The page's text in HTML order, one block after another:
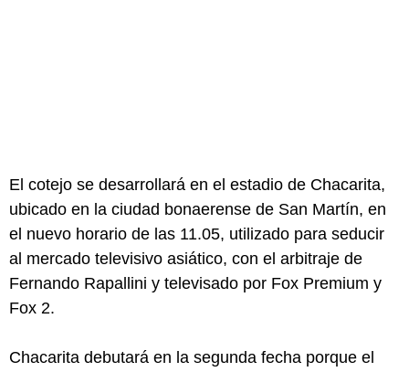
El cotejo se desarrollará en el estadio de Chacarita,
ubicado en la ciudad bonaerense de San Martín, en
el nuevo horario de las 11.05, utilizado para seducir
al mercado televisivo asiático, con el arbitraje de
Fernando Rapallini y televisado por Fox Premium y
Fox 2.
Chacarita debutará en la segunda fecha porque el